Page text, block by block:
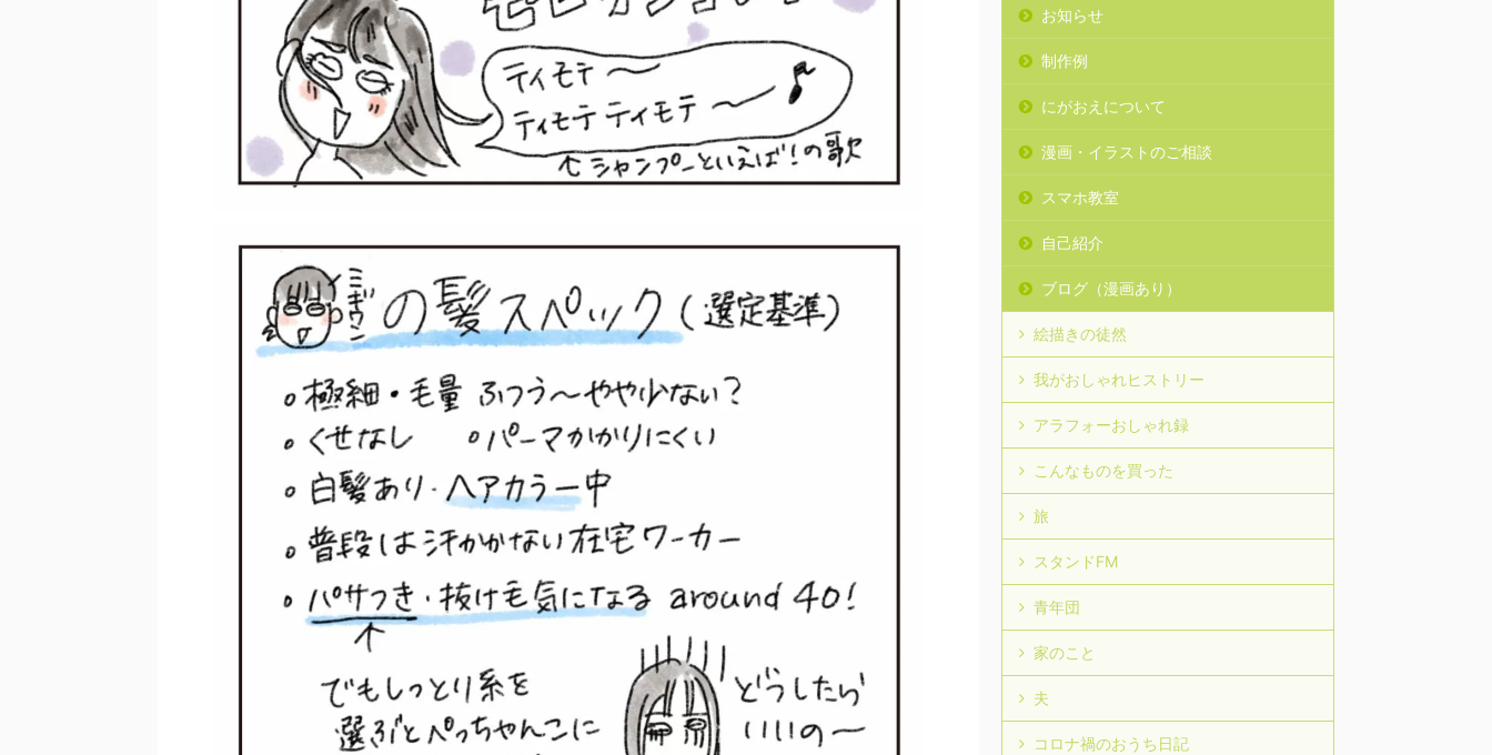
お知らせ
制作例
にがおえについて
漫画・イラストのご相談
スマホ教室
自己紹介
ブログ（漫画あり）
絵描きの徒然
我がおしゃれヒストリー
アラフォーおしゃれ録
こんなものを買った
旅
スタンドFM
青年団
家のこと
夫
コロナ禍のおうち日記